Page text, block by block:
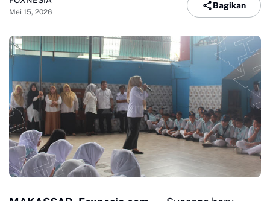
Mei 15, 2026
Bagikan